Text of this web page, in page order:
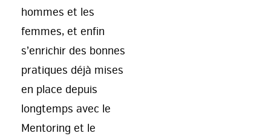
hommes et les
femmes, et enfin
s’enrichir des bonnes
pratiques déjà mises
en place depuis
longtemps avec le
Mentoring et le